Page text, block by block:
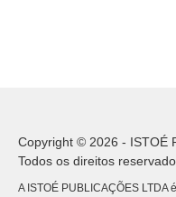
Copyright © 2026 - ISTOÉ
Todos os direitos
A ISTOÉ PUBLICAÇÕES